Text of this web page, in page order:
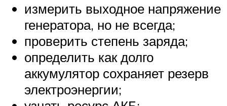
измерить выходное напряжение
генератора, но не всегда;
проверить степень заряда;
определить как долго
аккумулятор сохраняет резерв
электроэнергии;